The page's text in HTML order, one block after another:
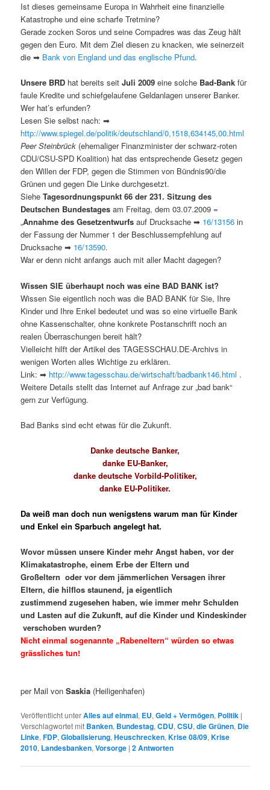
Ist dieses gemeinsame Europa in Wahrheit eine finanzielle
Katastrophe und eine scharfe Tretmine?
Gerade zocken Soros und seine Compadres was das Zeug hält
gegen den Euro. Mit dem Ziel diesen zu knacken, wie seinerzeit
die ➡ Bank von England und das englische Pfund.
Unsere BRD hat bereits seitJuli 2009 eine solche Bad-Bank für
faule Kredite und schiefgelaufene Geldanlagen unserer Banker.
Wer hat’s erfunden?
Lesen Sie selbst nach: ➡
http://www.spiegel.de/politik/deutschland/0,1518,634145,00.html
Peer Steinbrück (ehemaliger Finanzminister der schwarz-roten
CDU/CSU-SPD Koalition) hat das entsprechende Gesetz gegen
den Willen der FDP, gegen die Stimmen von Bündnis90/die
Grünen und gegen Die Linke durchgesetzt.
SieheTagesordnungspunkt 66 der 231. Sitzung des
Deutschen Bundestages am Freitag, dem 03.07.2009 =
„Annahme des Gesetzentwurfs auf Drucksache ➡ 16/13156in
der Fassung der Nummer 1 der Beschlussempfehlung auf
Drucksache ➡ 16/13590.
War er denn nicht anfangs auch mit aller Macht dagegen?
Wissen SIE überhaupt noch was eine BAD BANK ist?
Wissen Sie eigentlich noch was die BAD BANK für Sie, Ihre
Kinder und Ihre Enkel bedeutet und was so eine virtuelle Bank
ohne Kassenschalter, ohne konkrete Postanschrift noch an
realen Überraschungen bereit hält?
Vielleicht hilft der Artikel des TAGESSCHAU.DE-Archivs in
wenigen Worten alles Wichtige zu erklären.
Link: ➡ http://www.tagesschau.de/wirtschaft/badbank146.html .
Weitere Details stellt das Internet auf Anfrage zur „bad bank“
gern zur Verfügung.
Bad Banks sind echt etwas für die Zukunft.
Danke deutsche Banker,
danke EU-Banker,
danke deutsche Vorbild-Politiker,
danke EU-Politiker.
Da weiß man doch nun wenigstens warum man für Kinder
und Enkel ein Sparbuch angelegt hat.
Wovor müssen unsere Kinder mehr Angst haben, vor der
Klimakatastrophe, einem Erbe der Eltern und
Großeltern oder vor dem jämmerlichen Versagen ihrer
Eltern, die hilflos staunend, ja eigentlich
zustimmend zugesehen haben, wie immer mehr Schulden
und Lasten auf die Zukunft, auf die Kinder und Kindeskinder
verschoben wurden?
Nicht einmal sogenannte „Rabeneltern“ würden so etwas
grässliches tun!
per Mail vonSaskia (Heiligenhafen)
Veröffentlicht unterAlles auf einmal, EU,Geld + Vermögen, Politik |
Verschlagwortet mit Banken, Bundestag,CDU,CSU,die Grünen, Die
Linke,FDP,Globalisierung,Heuschrecken,Krise 08/09,Krise
2010, Landesbanken,Vorsorge |2Antworten